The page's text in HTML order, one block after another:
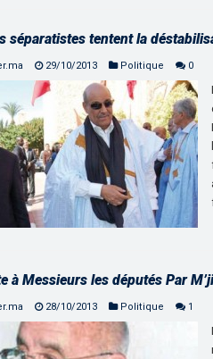
séparatistes tentent la
29/10/2013 Politique 0
à Messieurs les députés Par
28/10/2013 Politique 1